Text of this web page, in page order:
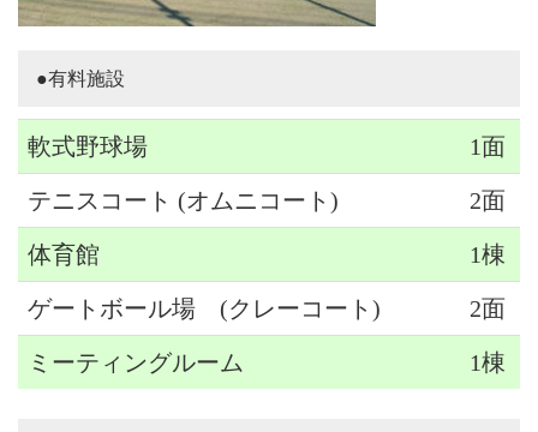
●有料施設
軟式野球場 1面
テニスコート (オムニコート) 2面
体育館 1棟
ゲートボール場 (クレーコート) 2面
ミーティングルーム 1棟